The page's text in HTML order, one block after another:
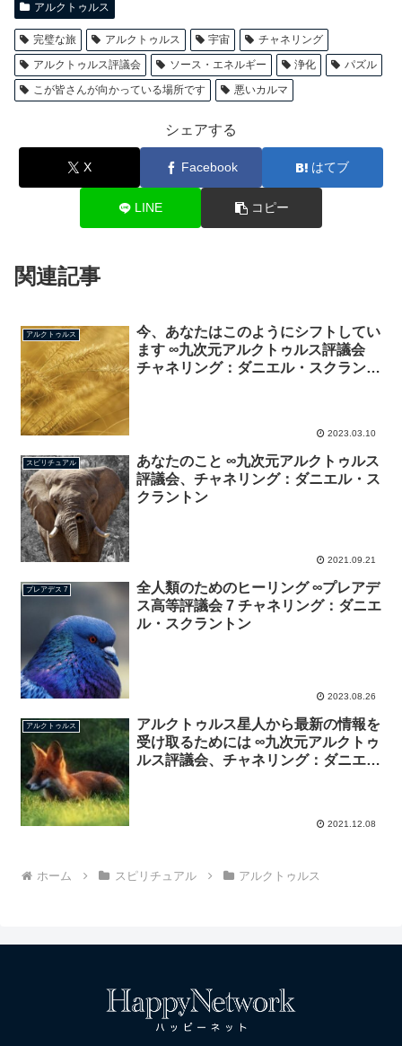
アルクトゥルス
完璧な旅 アルクトゥルス 宇宙
チャネリング
アルクトゥルス評議会
ソース・エネルギー 浄化
パズル
こが皆さんが向かっている場所です
悪いカルマ
シェアする
X Facebook はてブ
LINE コピー
関連記事
アルクトゥルス
今、あなたはこのようにシフトしてい
ます ∞九次元アルクトゥルス評議会
チャネリング：ダニエル・スクラント
2023.03.10
スピリチュアル
あなたのこと ∞九次元アルクトゥルス
評議会、チャネリング：ダニエル・ス
クラントン
2021.09.21
プレアデス 7
全人類のためのヒーリング ∞プレアデ
ス高等評議会 7 チャネリング：ダニエ
ル・スクラントン
2023.08.26
アルクトゥルス
アルクトゥルス星人から最新の情報を
受け取るためには ∞九次元アルクトゥ
ルス評議会、チャネリング：ダニエ
2021.12.08
ホーム スピリチュアル アルクトゥルス